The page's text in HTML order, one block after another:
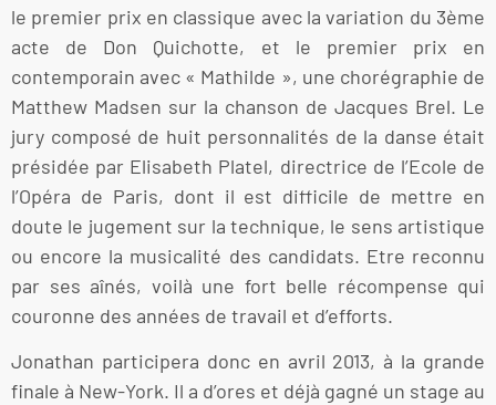
le premier prix en classique avec la variation du 3ème
acte de Don Quichotte, et le premier prix en
contemporain avec « Mathilde », une chorégraphie de
Matthew Madsen sur la chanson de Jacques Brel. Le
jury composé de huit personnalités de la danse était
présidée par Elisabeth Platel, directrice de l’Ecole de
l’Opéra de Paris, dont il est difficile de mettre en
doute le jugement sur la technique, le sens artistique
ou encore la musicalité des candidats. Etre reconnu
par ses aînés, voilà une fort belle récompense qui
couronne des années de travail et d’efforts.
Jonathan participera donc en avril 2013, à la grande
finale à New-York. Il a d’ores et déjà gagné un stage au